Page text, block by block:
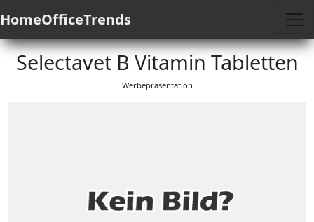
HomeOfficeTrends
Selectavet B Vitamin Tabletten
Werbepräsentation